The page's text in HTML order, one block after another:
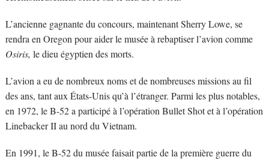
L’ancienne gagnante du concours, maintenant Sherry Lowe, se
rendra en Oregon pour aider le musée à rebaptiser l’avion comme
Osiris, le dieu égyptien des morts.
L’avion a eu de nombreux noms et de nombreuses missions au fil
des ans, tant aux États-Unis qu’à l’étranger. Parmi les plus notables,
en 1972, le B-52 a participé à l’opération Bullet Shot et à l’opération
Linebacker II au nord du Vietnam.
En 1991, le B-52 du musée faisait partie de la première guerre du